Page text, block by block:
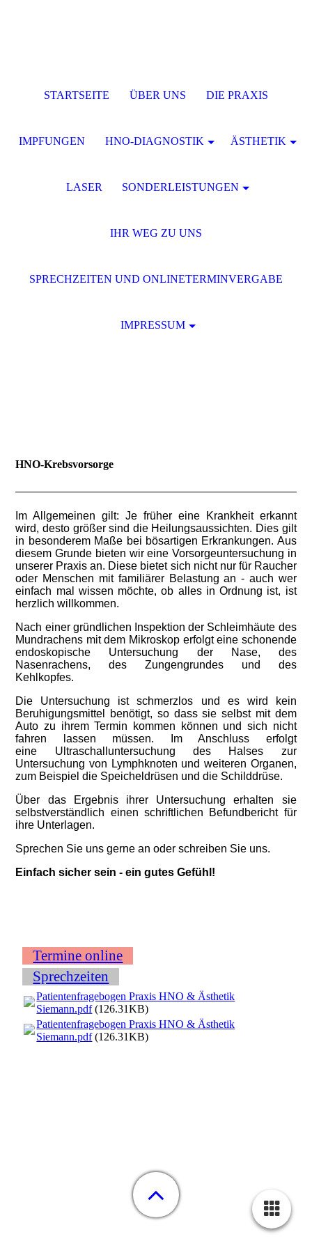
HNO-Krebsvorsorge
Im Allgemeinen gilt: Je früher eine Krankheit erkannt
wird, desto größer sind die Heilungsaussichten. Dies gilt
in besonderem Maße bei bösartigen Erkrankungen. Aus
diesem Grunde bieten wir eine Vorsorgeuntersuchung in
unserer Praxis an. Diese bietet sich nicht nur für Raucher
oder Menschen mit familiärer Belastung an - auch wer
einfach mal wissen möchte, ob alles in Ordnung ist, ist
herzlich willkommen.
Nach einer gründlichen Inspektion der Schleimhäute des
Mundrachens mit dem Mikroskop erfolgt eine schonende
endoskopische Untersuchung der Nase, des
Nasenrachens, des Zungengrundes und des
Kehlkopfes.
Die Untersuchung ist schmerzlos und es wird kein
Beruhigungsmittel benötigt, so dass sie selbst mit dem
Auto zu ihrem Termin kommen können und sich nicht
fahren lassen müssen. Im Anschluss erfolgt
eine Ultraschalluntersuchung des Halses zur
Untersuchung von Lymphknoten und weiteren Organen,
zum Beispiel die Speicheldrüsen und die Schilddrüse.
Über das Ergebnis ihrer Untersuchung erhalten sie
selbstverständlich einen schriftlichen Befundbericht für
ihre Unterlagen.
Sprechen Sie uns gerne an oder schreiben Sie uns.
Einfach sicher sein - ein gutes Gefühl!
Termine online
Sprechzeiten
Patientenfragebogen Praxis HNO & Ästhetik
Siemann.pdf(126.31KB)
Patientenfragebogen Praxis HNO & Ästhetik
Siemann.pdf(126.31KB)
STARTSEITE ÜBER UNS DIE PRAXIS
IMPFUNGEN HNO-DIAGNOSTIK ÄSTHETIK
LASER SONDERLEISTUNGEN
IHR WEG ZU UNS
SPRECHZEITEN UND ONLINETERMINVERGABE
IMPRESSUM